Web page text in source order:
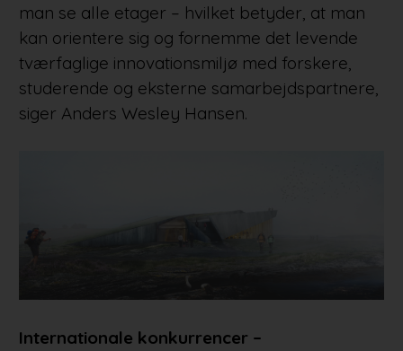
man se alle etager – hvilket betyder, at man
kan orientere sig og fornemme det levende
tværfaglige innovationsmiljø med forskere,
studerende og eksterne samarbejdspartnere,
siger Anders Wesley Hansen.
Internationale konkurrencer –